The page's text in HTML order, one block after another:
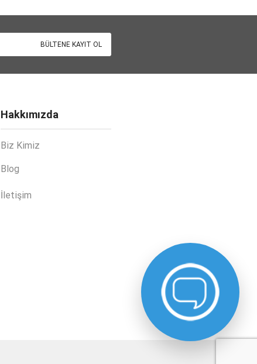
Hakkımızda
Biz Kimiz
Blog
İletişim